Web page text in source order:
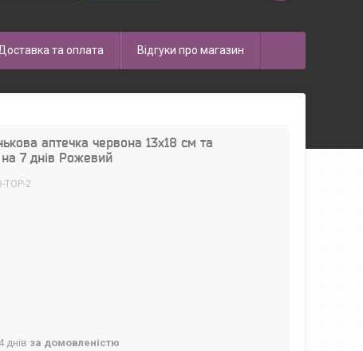
та оплата Відгуки про магазин
аптечка червона 13х18 см та
7 днів Рожевий
TOP-2
днів за домовленістю